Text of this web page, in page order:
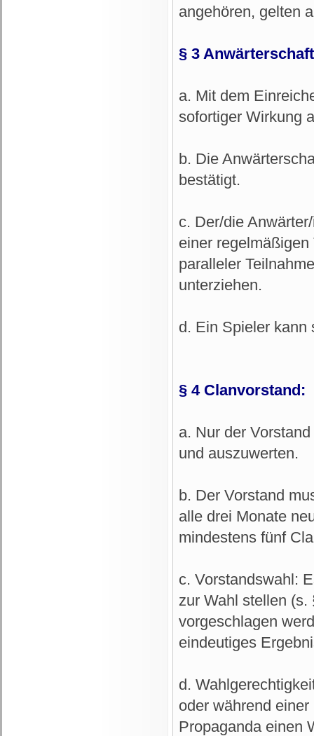
angehören, gelten
§ 3
a. Mit dem
sofortiger Wirkung
b. Die
bestätigt.
c. Der/die
einer
paralleler
unterziehen.
d. Ein Spieler kann
§ 4 Clanvorstand:
a. Nur der
und auszuwerten.
b. Der Vorstand
alle drei Monate
mindestens fünf
c. Vorstandswahl:
zur Wahl stellen (s.
vorgeschlagen
eindeutiges
d.
oder während
Propaganda einen